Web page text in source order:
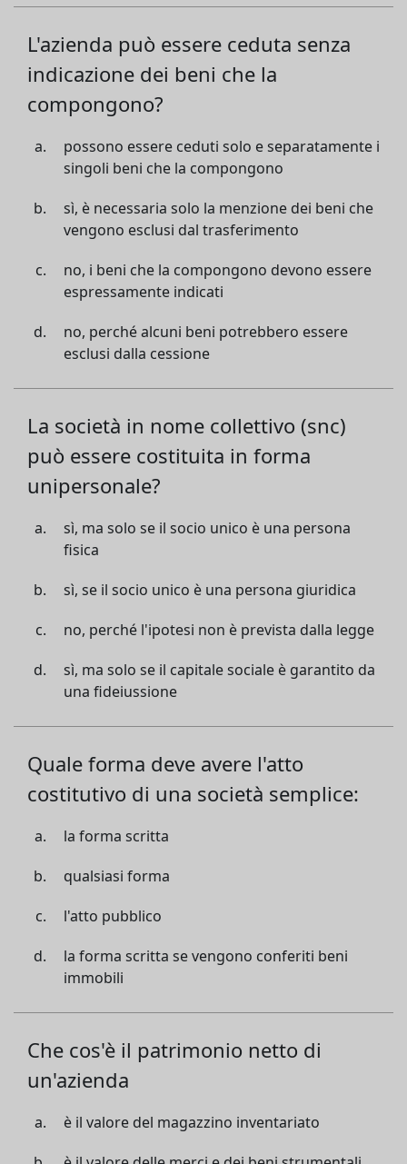
L'azienda può essere ceduta senza
indicazione dei beni che la
compongono?
possono essere ceduti solo e separatamente i
singoli beni che la compongono
sì, è necessaria solo la menzione dei beni che
vengono esclusi dal trasferimento
no, i beni che la compongono devono essere
espressamente indicati
no, perché alcuni beni potrebbero essere
esclusi dalla cessione
La società in nome collettivo (snc)
può essere costituita in forma
unipersonale?
sì, ma solo se il socio unico è una persona
fisica
sì, se il socio unico è una persona giuridica
no, perché l'ipotesi non è prevista dalla legge
sì, ma solo se il capitale sociale è garantito da
una fideiussione
Quale forma deve avere l'atto
costitutivo di una società semplice:
la forma scritta
qualsiasi forma
l'atto pubblico
la forma scritta se vengono conferiti beni
immobili
Che cos'è il patrimonio netto di
un'azienda
è il valore del magazzino inventariato